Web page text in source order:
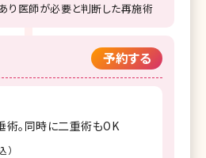
り医師が必要と判断した再施術
予約する
。同時に二重術もOK
）